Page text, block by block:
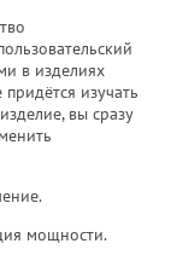
в изделиях
изучать
вы сразу
мощности.